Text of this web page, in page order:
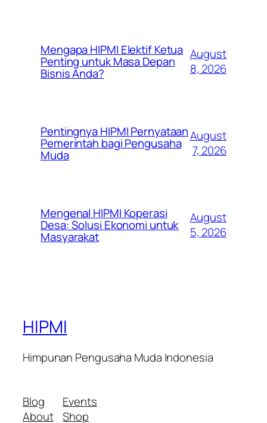
Mengapa HIPMI Elektif Ketua
Penting untuk Masa Depan
Bisnis Anda?
August
8, 2026
Pentingnya HIPMI Pernyataan
Pemerintah bagi Pengusaha
Muda
August
7, 2026
Mengenal HIPMI Koperasi
Desa: Solusi Ekonomi untuk
Masyarakat
August
5, 2026
HIPMI
Himpunan Pengusaha Muda Indonesia
Blog
About
Events
Shop